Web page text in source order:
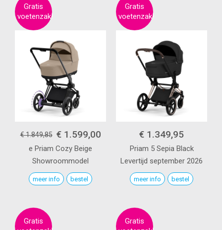
€ 1.849,85 € 1.599,00
e Priam Cozy Beige
Showroommodel
meer info bestel
€ 1.349,95
Priam 5 Sepia Black
Levertijd september 2026
meer info bestel